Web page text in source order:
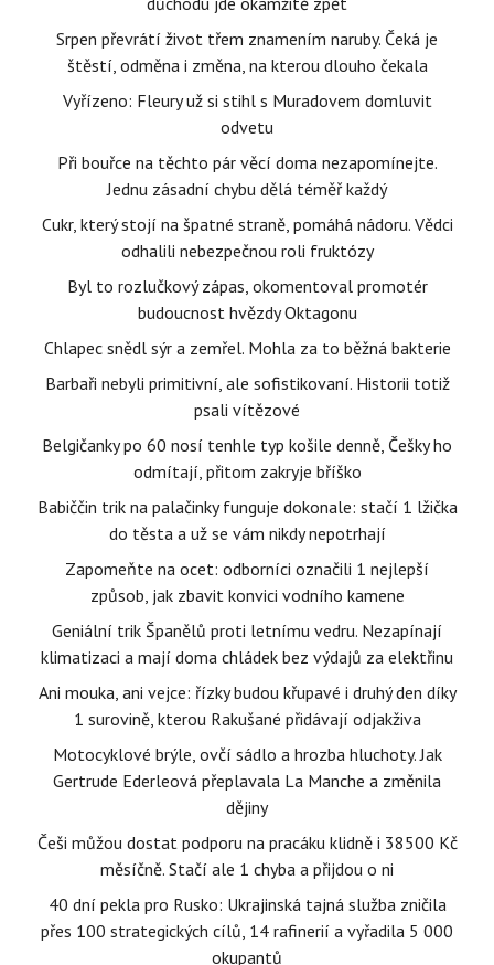
Srpen převrátí život třem znamením naruby. Čeká je
štěstí, odměna i změna, na kterou dlouho čekala
Vyřízeno: Fleury už si stihl s Muradovem domluvit
odvetu
Při bouřce na těchto pár věcí doma nezapomínejte.
Jednu zásadní chybu dělá téměř každý
Cukr, který stojí na špatné straně, pomáhá nádoru. Vědci
odhalili nebezpečnou roli fruktózy
Byl to rozlučkový zápas, okomentoval promotér
budoucnost hvězdy Oktagonu
Chlapec snědl sýr a zemřel. Mohla za to běžná bakterie
Barbaři nebyli primitivní, ale sofistikovaní. Historii totiž
psali vítězové
Belgičanky po 60 nosí tenhle typ košile denně, Češky ho
odmítají, přitom zakryje bříško
Babiččin trik na palačinky funguje dokonale: stačí 1 lžička
do těsta a už se vám nikdy nepotrhají
Zapomeňte na ocet: odborníci označili 1 nejlepší
způsob, jak zbavit konvici vodního kamene
Geniální trik Španělů proti letnímu vedru. Nezapínají
klimatizaci a mají doma chládek bez výdajů za elektřinu
Ani mouka, ani vejce: řízky budou křupavé i druhý den díky
1 surovině, kterou Rakušané přidávají odjakživa
Motocyklové brýle, ovčí sádlo a hrozba hluchoty. Jak
Gertrude Ederleová přeplavala La Manche a změnila
dějiny
Češi můžou dostat podporu na pracáku klidně i 38500 Kč
měsíčně. Stačí ale 1 chyba a přijdou o ni
40 dní pekla pro Rusko: Ukrajinská tajná služba zničila
přes 100 strategických cílů, 14 rafinerií a vyřadila 5 000
okupantů